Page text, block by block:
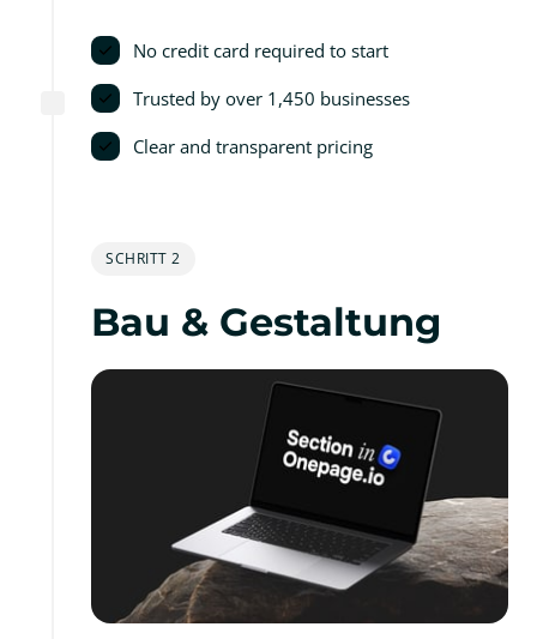
No credit card required to start
Trusted by over 1,450 businesses
Clear and transparent pricing
SCHRITT 2
Bau & Gestaltung